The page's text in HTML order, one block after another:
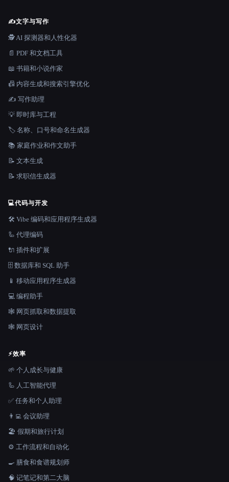
✍️文字与写作
🕵️ AI 探测器和人性化器
📄 PDF 和文档工具
📖 书籍和小说作家
📠 内容生成和搜索引擎优化
✍️ 写作助理
💡 即时库与工程
🏷️ 名称、口号和命名生成器
📚 家庭作业和作文助手
📝 文本生成
📝 求职信生成器
💻代码与开发
🛠️ Vibe 编码和应用程序生成器
🦾 代理编码
🔌 插件和扩展
🗄️ 数据库和 SQL 助手
📱 移动应用程序生成器
💻 编程助手
🕸️ 网页抓取和数据提取
🕸 网页设计
⚡效率
🌱 个人成长与健康
🦾 人工智能代理
✅ 任务和个人助理
👨‍💻 会议助理
🏖 假期和旅行计划
⚙️ 工作流程和自动化
🍳 膳食和食谱规划师
🧠 记笔记和第二大脑